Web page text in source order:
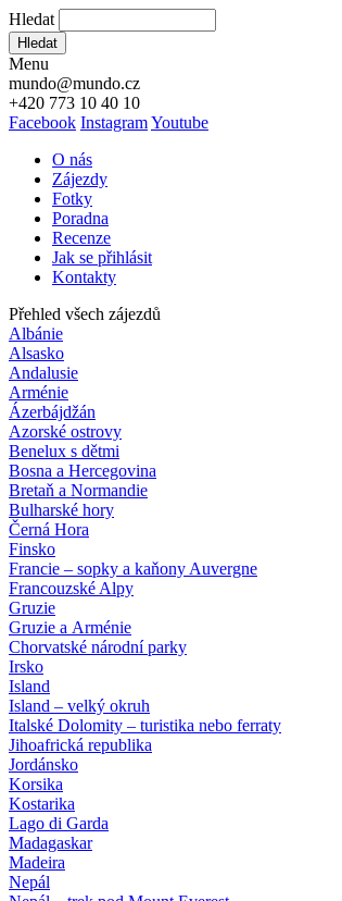
Hledat
Hledat
Menu
mundo@mundo.cz
+420 773 10 40 10
Facebook InstagramYoutube
O nás
Zájezdy
Fotky
Poradna
Recenze
Jak se přihlásit
Kontakty
Přehled všech zájezdů
Albánie
Alsasko
Andalusie
Arménie
Ázerbájdžán
Azorské ostrovy
Benelux s dětmi
Bosna a Hercegovina
Bretaň a Normandie
Bulharské hory
Černá Hora
Finsko
Francie – sopky a kaňony Auvergne
Francouzské Alpy
Gruzie
Gruzie a Arménie
Chorvatské národní parky
Irsko
Island
Island – velký okruh
Italské Dolomity – turistika nebo ferraty
Jihoafrická republika
Jordánsko
Korsika
Kostarika
Lago di Garda
Madagaskar
Madeira
Nepál